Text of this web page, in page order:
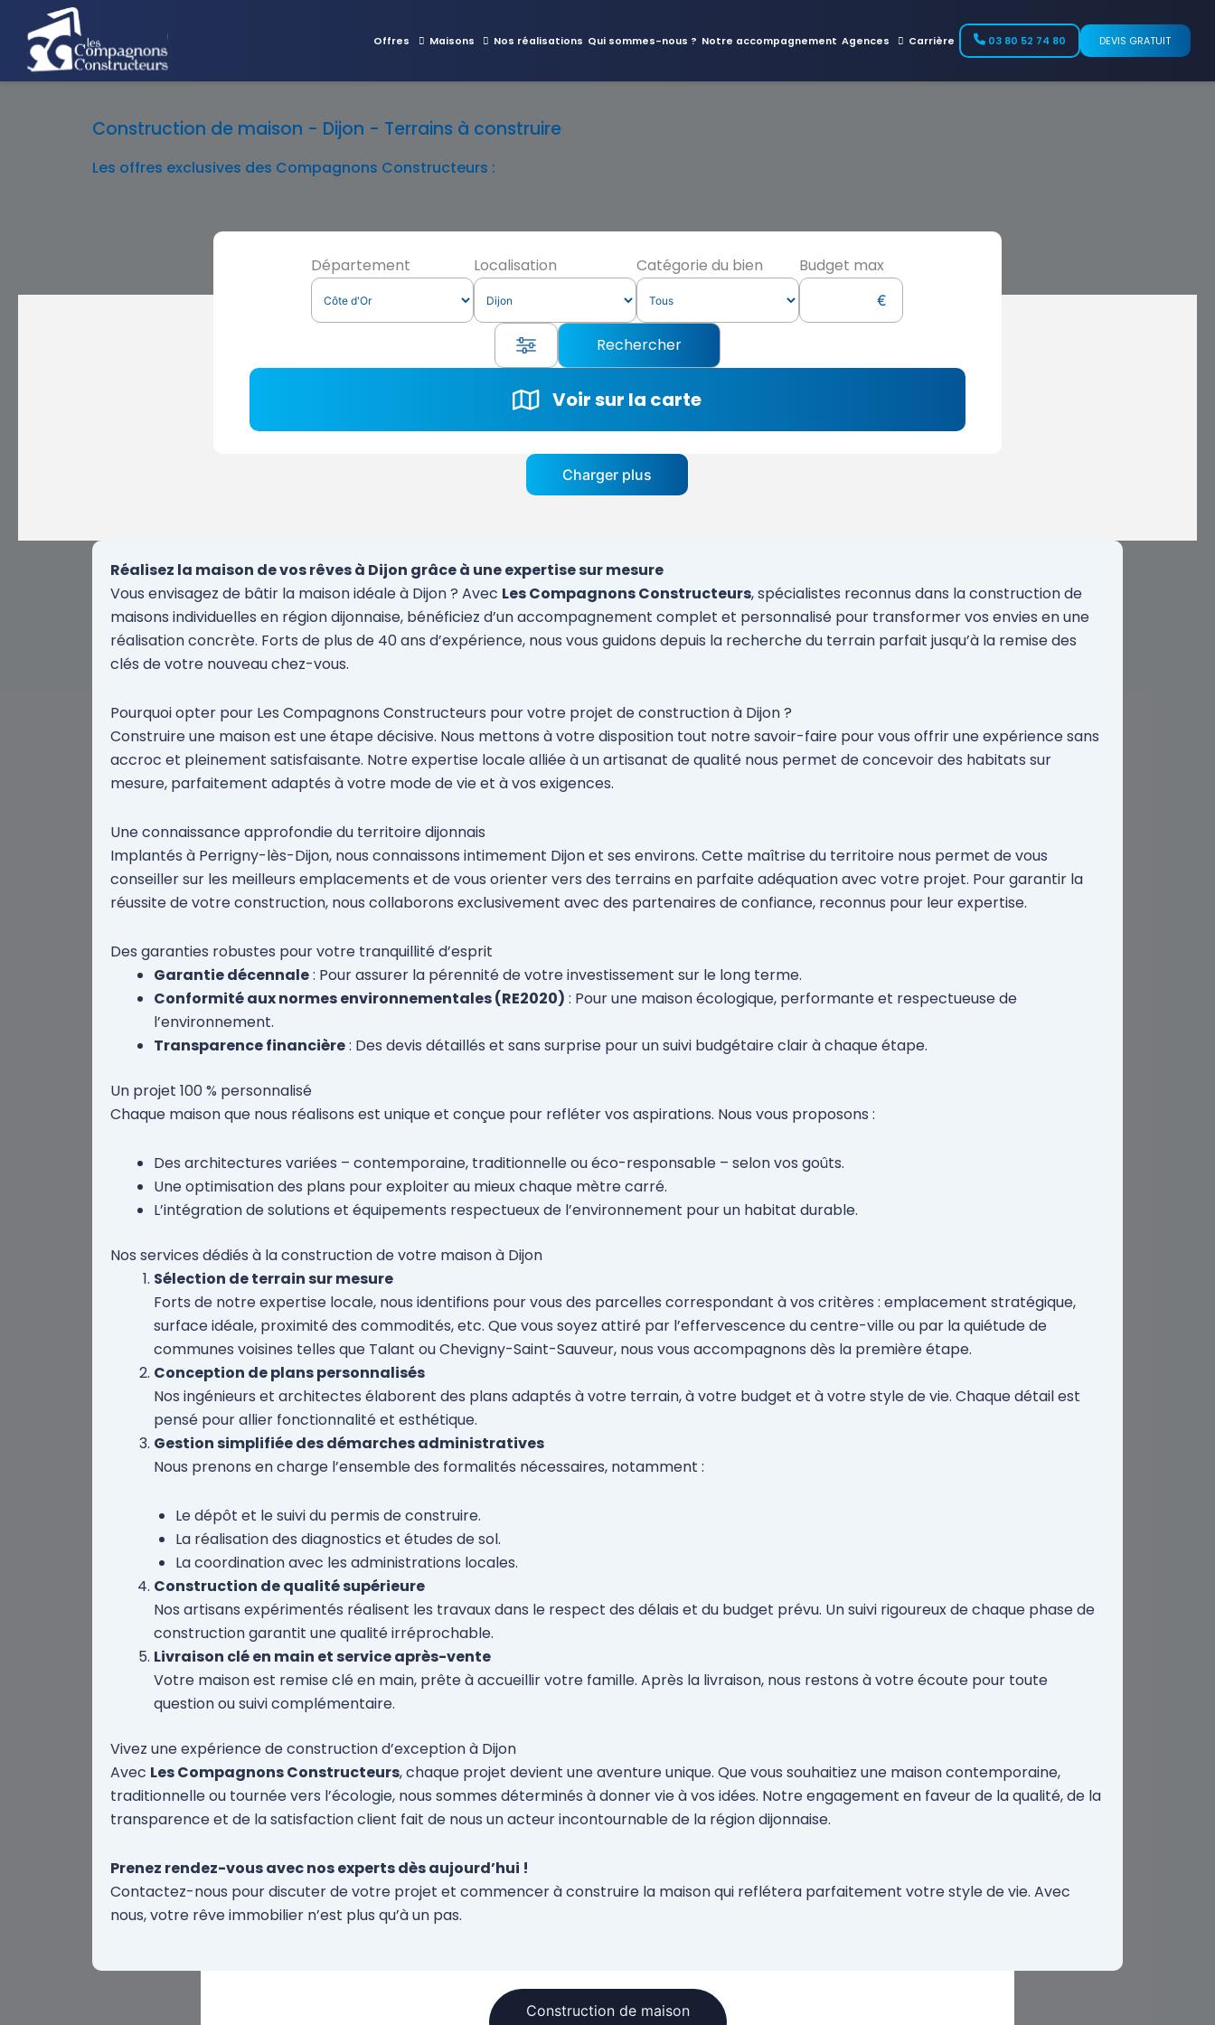
Offres Maisons Nos réalisations Qui sommes-nous ? Notre accompagnement Agences Carrière 03 80 52 74 80 DEVIS GRATUIT
Construction de maison - Dijon - Terrains à construire
Les offres exclusives des Compagnons Constructeurs :
Département Localisation Catégorie du bien Budget max
Voir sur la carte
Charger plus
Réalisez la maison de vos rêves à Dijon grâce à une expertise sur mesure
Vous envisagez de bâtir la maison idéale à Dijon ? Avec Les Compagnons Constructeurs, spécialistes reconnus dans la construction de
maisons individuelles en région dijonnaise, bénéficiez d’un accompagnement complet et personnalisé pour transformer vos envies en une
réalisation concrète. Forts de plus de 40 ans d’expérience, nous vous guidons depuis la recherche du terrain parfait jusqu’à la remise des
clés de votre nouveau chez-vous.
Pourquoi opter pour Les Compagnons Constructeurs pour votre projet de construction à Dijon ?
Construire une maison est une étape décisive. Nous mettons à votre disposition tout notre savoir-faire pour vous offrir une expérience sans
accroc et pleinement satisfaisante. Notre expertise locale alliée à un artisanat de qualité nous permet de concevoir des habitats sur
mesure, parfaitement adaptés à votre mode de vie et à vos exigences.
Une connaissance approfondie du territoire dijonnais
Implantés à Perrigny-lès-Dijon, nous connaissons intimement Dijon et ses environs. Cette maîtrise du territoire nous permet de vous
conseiller sur les meilleurs emplacements et de vous orienter vers des terrains en parfaite adéquation avec votre projet. Pour garantir la
réussite de votre construction, nous collaborons exclusivement avec des partenaires de confiance, reconnus pour leur expertise.
Des garanties robustes pour votre tranquillité d’esprit
Garantie décennale: Pour assurer la pérennité de votre investissement sur le long terme.
Conformité aux normes environnementales (RE2020) : Pour une maison écologique, performante et respectueuse de
l’environnement.
Transparence financière: Des devis détaillés et sans surprise pour un suivi budgétaire clair à chaque étape.
Un projet 100 % personnalisé
Chaque maison que nous réalisons est unique et conçue pour refléter vos aspirations. Nous vous proposons :
Des architectures variées – contemporaine, traditionnelle ou éco-responsable – selon vos goûts.
Une optimisation des plans pour exploiter au mieux chaque mètre carré.
L’intégration de solutions et équipements respectueux de l’environnement pour un habitat durable.
Nos services dédiés à la construction de votre maison à Dijon
Sélection de terrain sur mesure
Forts de notre expertise locale, nous identifions pour vous des parcelles correspondant à vos critères : emplacement stratégique,
surface idéale, proximité des commodités, etc. Que vous soyez attiré par l’effervescence du centre-ville ou par la quiétude de
communes voisines telles que Talant ou Chevigny-Saint-Sauveur, nous vous accompagnons dès la première étape.
Conception de plans personnalisés
Nos ingénieurs et architectes élaborent des plans adaptés à votre terrain, à votre budget et à votre style de vie. Chaque détail est
pensé pour allier fonctionnalité et esthétique.
Gestion simplifiée des démarches administratives
Nous prenons en charge l’ensemble des formalités nécessaires, notamment :
Le dépôt et le suivi du permis de construire.
La réalisation des diagnostics et études de sol.
La coordination avec les administrations locales.
Construction de qualité supérieure
Nos artisans expérimentés réalisent les travaux dans le respect des délais et du budget prévu. Un suivi rigoureux de chaque phase de
construction garantit une qualité irréprochable.
Livraison clé en main et service après-vente
Votre maison est remise clé en main, prête à accueillir votre famille. Après la livraison, nous restons à votre écoute pour toute
question ou suivi complémentaire.
Vivez une expérience de construction d’exception à Dijon
Avec Les Compagnons Constructeurs, chaque projet devient une aventure unique. Que vous souhaitiez une maison contemporaine,
traditionnelle ou tournée vers l’écologie, nous sommes déterminés à donner vie à vos idées. Notre engagement en faveur de la qualité, de la
transparence et de la satisfaction client fait de nous un acteur incontournable de la région dijonnaise.
Prenez rendez-vous avec nos experts dès aujourd’hui !
Contactez-nous pour discuter de votre projet et commencer à construire la maison qui reflétera parfaitement votre style de vie. Avec
nous, votre rêve immobilier n’est plus qu’à un pas.
Construction de maison